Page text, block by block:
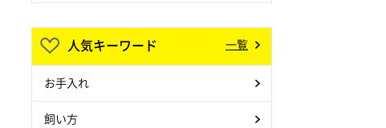
人気キーワード 一覧
お手入れ
飼い方